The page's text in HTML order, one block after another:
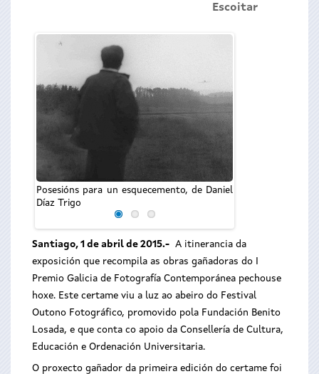
Escoitar
Posesións para un esquecemento, de Daniel
Díaz Trigo
Santiago, 1 de abril de 2015.- A itinerancia da
exposición que recompila as obras gañadoras do I
Premio Galicia de Fotografía Contemporánea pechouse
hoxe. Este certame viu a luz ao abeiro do Festival
Outono Fotográfico, promovido pola Fundación Benito
Losada, e que conta co apoio da Consellería de Cultura,
Educación e Ordenación Universitaria.
O proxecto gañador da primeira edición do certame foi